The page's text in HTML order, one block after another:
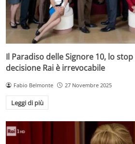
Il Paradiso delle Signore 10, lo
decisione Rai è irrevocabile
Fabio Belmonte 27 Novembre 2025
Leggi di più